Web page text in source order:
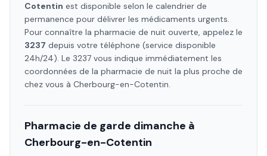
Cotentin est disponible selon le calendrier de
permanence pour délivrer les médicaments urgents.
Pour connaître la pharmacie de nuit ouverte, appelez le
3237 depuis votre téléphone (service disponible
24h/24). Le 3237 vous indique immédiatement les
coordonnées de la pharmacie de nuit la plus proche de
chez vous à Cherbourg-en-Cotentin.
Pharmacie de garde dimanche à
Cherbourg-en-Cotentin